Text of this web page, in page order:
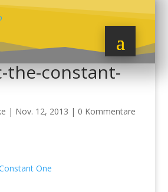
the-constant-
| Nov. 12, 2013 | 0 Kommentare